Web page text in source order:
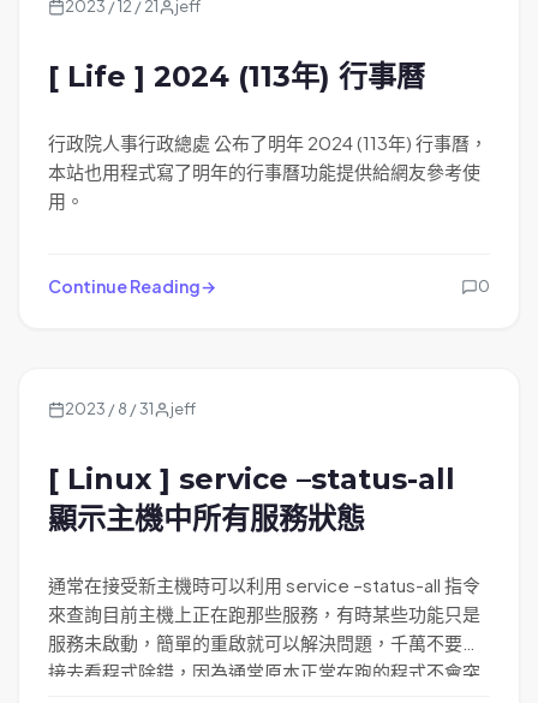
2023 / 12 / 21 jeff
[ Life ] 2024 (113年) 行事曆
行政院人事行政總處 公布了明年 2024 (113年) 行事曆，
本站也用程式寫了明年的行事曆功能提供給網友參考使
用。
Continue Reading 0
2023 / 8 / 31 jeff
[ Linux ] service –status-all
顯示主機中所有服務狀態
通常在接受新主機時可以利用 service –status-all 指令
來查詢目前主機上正在跑那些服務，有時某些功能只是
服務未啟動，簡單的重啟就可以解決問題，千萬不要直
接去看程式除錯，因為通常原本正常在跑的程式不會突